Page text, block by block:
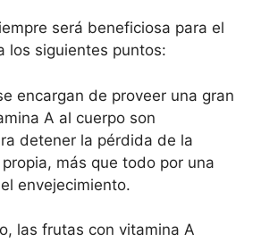
será beneficiosa para el
los siguientes puntos:
encargan de proveer una gran
A al cuerpo son
detener la pérdida de la
más que todo por una
envejecimiento.
las frutas con vitamina A